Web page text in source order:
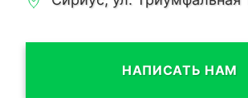
НАПИСАТЬ НАМ